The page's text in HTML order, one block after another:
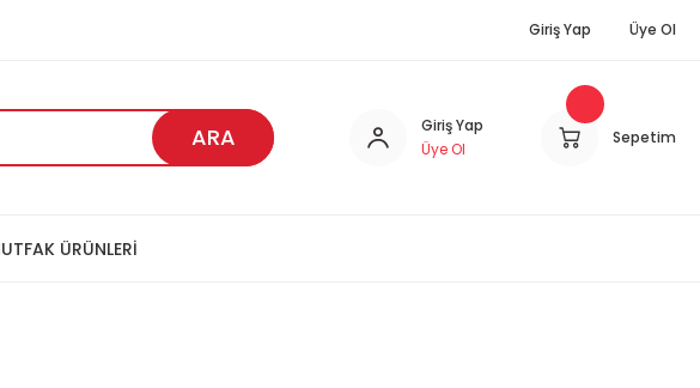
Giriş Yap Üye Ol
ARA
Giriş Yap
Üye Ol
Sepetim
ÜRÜNLERİ